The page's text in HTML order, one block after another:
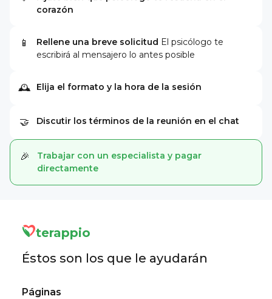
corazón
📱 Rellene una breve solicitud El psicólogo te
escribirá al mensajero lo antes posible
🕰 Elija el formato y la hora de la sesión
🤝 Discutir los términos de la reunión en el chat
🎉
Trabajar con un especialista y pagar
directamente
terappio
Éstos son los que le ayudarán
Páginas